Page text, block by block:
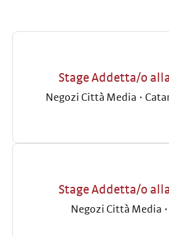
Stage Addetta/o
Negozi Città Media ·
Stage Addetta/o
Negozi Città Media ·